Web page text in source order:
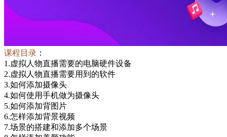
课程目录 ：
1.虚拟人物直播需要的电脑硬件设备
2.虚拟人物直播需要用到的软件
3.如何添加摄像头
4.如何使用手机做为摄像头
5.如何添加背图片
6.怎样添加背景视频
7.场景的搭建和添加多个场景